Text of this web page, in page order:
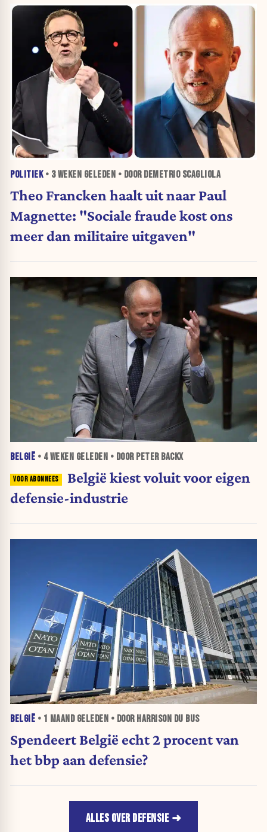
POLITIEK• 3 WEKEN GELEDEN • DOOR DEMETRIO SCAGLIOLA
Theo Francken haalt uit naar Paul
Magnette: "Sociale fraude kost ons
meer dan militaire uitgaven"
BELGIË • 4 WEKEN GELEDEN • DOOR PETER BACKX
België kiest voluit voor eigen
defensie-industrie
BELGIË • 1 MAANDGELEDEN • DOOR HARRISON DU BUS
Spendeert België echt 2 procent van
het bbp aan defensie?
ALLES OVER DEFENSIE